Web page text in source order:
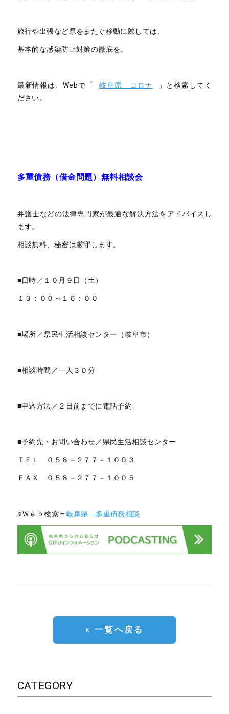
旅行や出張など県をまたぐ移動に際しては、
基本的な感染防止対策の徹底を。
最新情報は、Webで「岐阜県 コロナ
」と検索してく
ださい。
多重債務（借金問題）無料相談会
弁護士などの法律専門家が最適な解決方法をアドバイスし
ます。
相談無料、秘密は厳守します。
■日時／１０月９日（土）
１３：００～１６：００
■場所／県民生活相談センター（岐阜市）
■相談時間／一人３０分
■申込方法／２日前までに電話予約
■予約先・お問い合わせ／県民生活相談センター
ＴＥＬ ０５８－２７７－１００３
ＦＡＸ ０５８－２７７－１００５
※Ｗｅｂ検索＝ 岐阜県 多重債務相談
« 一覧へ戻る
CATEGORY